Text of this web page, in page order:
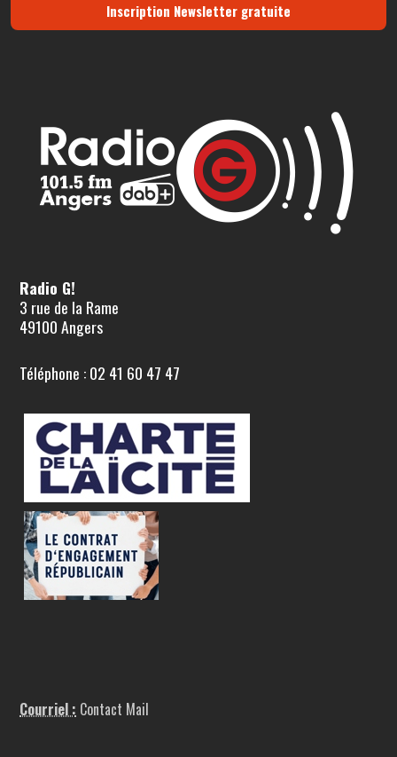
Inscription Newsletter gratuite
Radio G!
3 rue de la Rame
49100 Angers
Téléphone : 02 41 60 47 47
Courriel : Contact Mail